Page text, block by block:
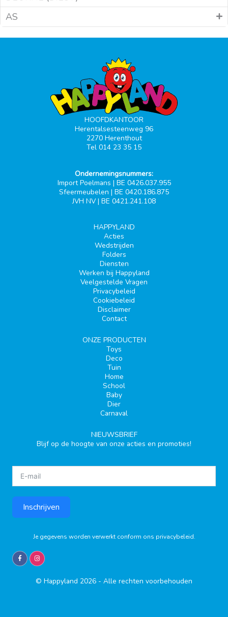
AS
HOOFDKANTOOR
Herentalsesteenweg 96
2270 Herenthout
Tel 014 23 35 15
Ondernemingsnummers:
Import Poelmans | BE 0426.037.955
Sfeermeubelen | BE 0420.186.875
JVH NV | BE 0421.241.108
HAPPYLAND
Acties
Wedstrijden
Folders
Diensten
Werken bij Happyland
Veelgestelde Vragen
Privacybeleid
Cookiebeleid
Disclaimer
Contact
ONZE PRODUCTEN
Toys
Deco
Tuin
Home
School
Baby
Dier
Carnaval
NIEUWSBRIEF
Blijf op de hoogte van onze acties en promoties!
Inschrijven
Je gegevens worden verwerkt conform ons privacybeleid.
© Happyland 2026 - Alle rechten voorbehouden